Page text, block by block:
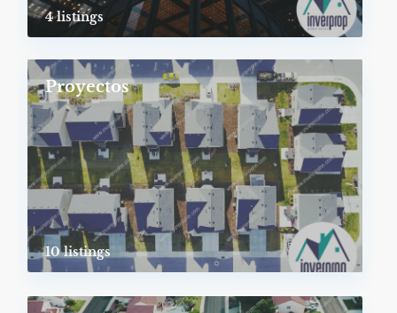
4 listings
Proyectos
10 listings